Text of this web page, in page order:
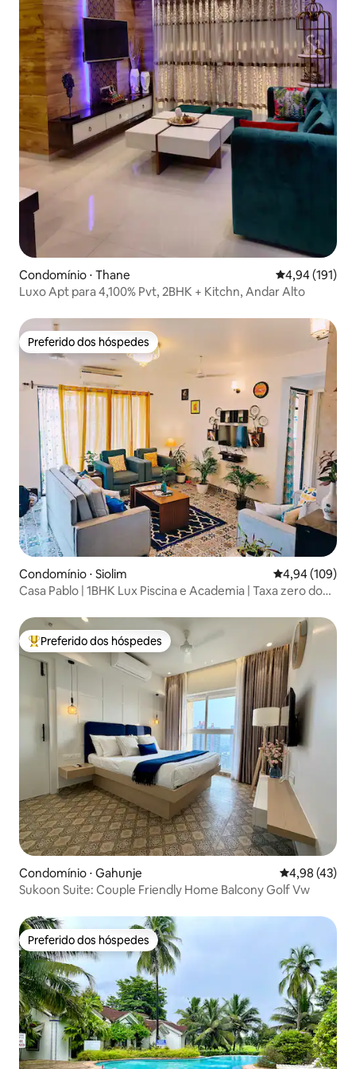
Condomínio ⋅ Thane 4,94 de uma
4,94 (191)
Luxo Apt para 4,100% Pvt, 2BHK + Kitchn, Andar Alto
Preferido dos hóspedes
Preferido dos hóspedes
Condomínio ⋅ Siolim 4,94 de uma
4,94 (109)
Casa Pablo | 1BHK Lux Piscina e Academia | Taxa zero do
Entre os melhores preferidos dos hóspedes
Preferido dos hóspedes
Condomínio ⋅ Gahunje 4,98 de uma
4,98 (43)
Sukoon Suite: Couple Friendly Home Balcony Golf Vw
Preferido dos hóspedes
Preferido dos hóspedes